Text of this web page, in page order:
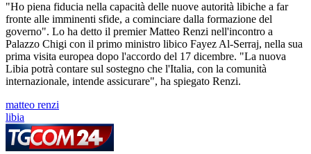
"Ho piena fiducia nella capacità delle nuove autorità libiche a far
fronte alle imminenti sfide, a cominciare dalla formazione del
governo". Lo ha detto il premier Matteo Renzi nell'incontro a
Palazzo Chigi con il primo ministro libico Fayez Al-Serraj, nella sua
prima visita europea dopo l'accordo del 17 dicembre. "La nuova
Libia potrà contare sul sostegno che l'Italia, con la comunità
internazionale, intende assicurare", ha spiegato Renzi.
matteo renzi
libia